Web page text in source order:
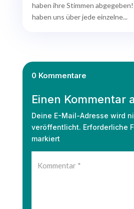
haben ihre Stimmen
haben uns über jede einzelne...
0 Kommentare
Einen Kommentar
Deine E-Mail-Adresse wird
veröffentlicht. Erforderliche
markiert